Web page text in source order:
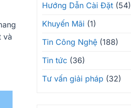
và
Hướng Dẫn Cài Đặt (54)
Khuyến Mãi (1)
Tin Công Nghệ (188)
Tin tức (36)
Tư vấn giải pháp (32)